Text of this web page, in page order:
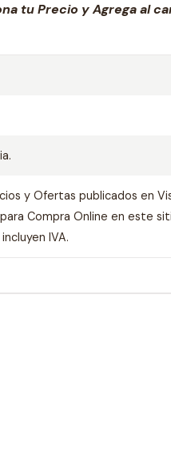
tu Precio y Agrega al
y Ofertas publicados en
Compra Online en este
IVA.